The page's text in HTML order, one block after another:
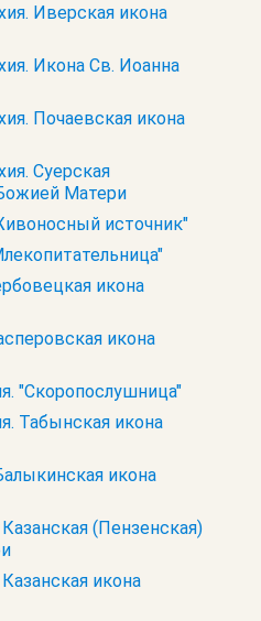
Иверская икона
Икона Св. Иоанна
Почаевская икона
Суерская
Матери
источник"
икона
икона
"Скоропослушница"
Табынская икона
икона
(Пензенская)
икона